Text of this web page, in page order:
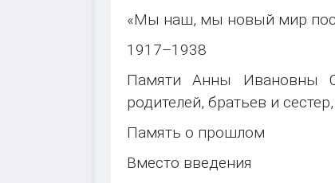
«Мы наш, мы новый мир
1917–1938
Памяти Анны Ивановны
родителей, братьев и
Память о прошлом
Вместо введения